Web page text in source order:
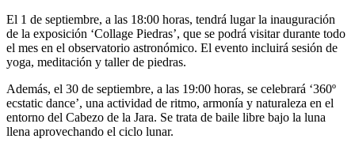
El 1 de septiembre, a las 18:00 horas, tendrá lugar la inauguración
de la exposición ‘Collage Piedras’, que se podrá visitar durante todo
el mes en el observatorio astronómico. El evento incluirá sesión de
yoga, meditación y taller de piedras.
Además, el 30 de septiembre, a las 19:00 horas, se celebrará ‘360º
ecstatic dance’, una actividad de ritmo, armonía y naturaleza en el
entorno del Cabezo de la Jara. Se trata de baile libre bajo la luna
llena aprovechando el ciclo lunar.